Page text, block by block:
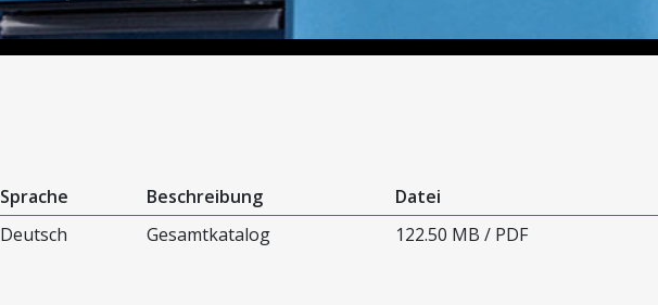
Sprache Beschreibung
Datei
Deutsch Gesamtkatalog 122.50 MB / PDF